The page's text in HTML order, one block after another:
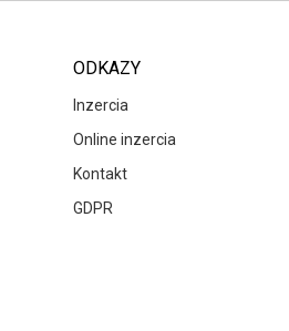
ODKAZY
Inzercia
Online inzercia
Kontakt
GDPR